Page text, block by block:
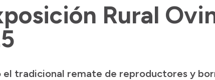
Rural
el tradicional remate de reproductores y